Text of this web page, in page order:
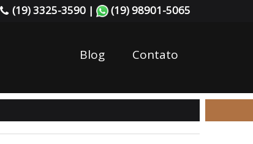
(19) 3325-3590 | (19) 98901-5065
Blog Contato